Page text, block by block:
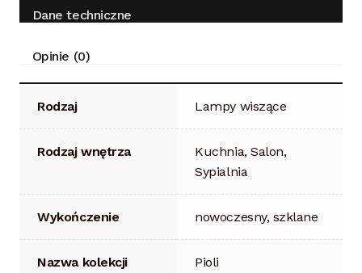
Dane techniczne
Opinie (0)
Rodzaj Lampy wiszące
Rodzaj wnętrza
Kuchnia, Salon,
Sypialnia
Wykończenie nowoczesny, szklane
Nazwa kolekcji Pioli